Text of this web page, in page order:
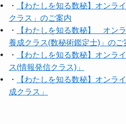
・
【わたしを知る数秘】オンラ
クラス」のご案内
・
【わたしを知る数秘】 オン
養成クラス(数秘術鑑定士)」のご
・
【わたしを知る数秘】オンラ
ス(情報発信クラス)」
・
【わたしを知る数秘】オンラ
成クラス」